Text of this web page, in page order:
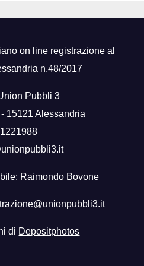
on line registrazione al
n.48/2017
Pubbli 3
15121 Alessandria
Raimondo Bovone
di Depositphotos